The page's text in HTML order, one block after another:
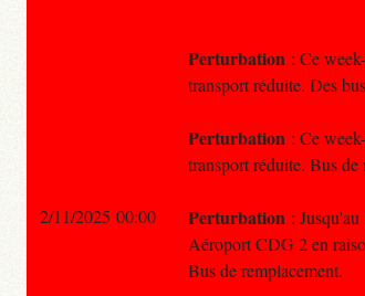
Perturbation : Ce
transport réduite. Des
Perturbation : Ce
transport réduite. Bus de
Perturbation :
Aéroport CDG 2 en
Bus de remplacement.
2/11/2025 00:00